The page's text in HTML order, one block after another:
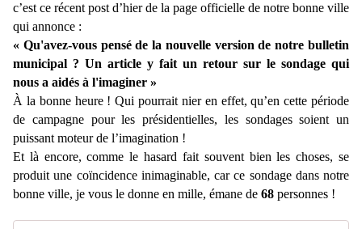
c’est ce récent post d’hier de la page officielle de notre bonne ville
qui annonce :
« Qu'avez-vous pensé de la nouvelle version de notre bulletin
municipal ? Un article y fait un retour sur le sondage qui
nous a aidés à l'imaginer »
À la bonne heure ! Qui pourrait nier en effet, qu’en cette période
de campagne pour les présidentielles, les sondages soient un
puissant moteur de l’imagination !
Et là encore, comme le hasard fait souvent bien les choses, se
produit une coïncidence inimaginable, car ce sondage dans notre
bonne ville, je vous le donne en mille, émane de 68 personnes !